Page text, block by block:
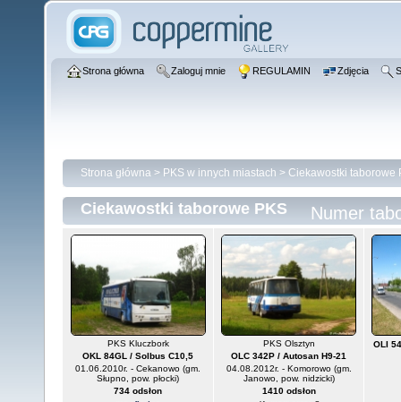
Strona główna Zaloguj mnie REGULAMIN Zdjęcia
Strona główna > PKS w innych miastach > Ciekawostki taborowe
Ciekawostki taborowe PKS Numer
PKS Kluczbork
OKL 84GL / Solbus C10,5
01.06.2010r. - Cekanowo (gm.
Słupno, pow. płocki)
734 odsłon
PKS Olsztyn
OLC 342P / Autosan H9-21
04.08.2012r. - Komorowo (gm.
Janowo, pow. nidzicki)
1410 odsłon
OLI